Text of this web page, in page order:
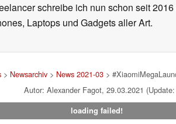
schreibe ich nun schon seit
Laptops und Gadgets aller Art.
> Newsarchiv> News 2021-03>
Autor: Alexander Fagot, 29.03.2021
loading failed!